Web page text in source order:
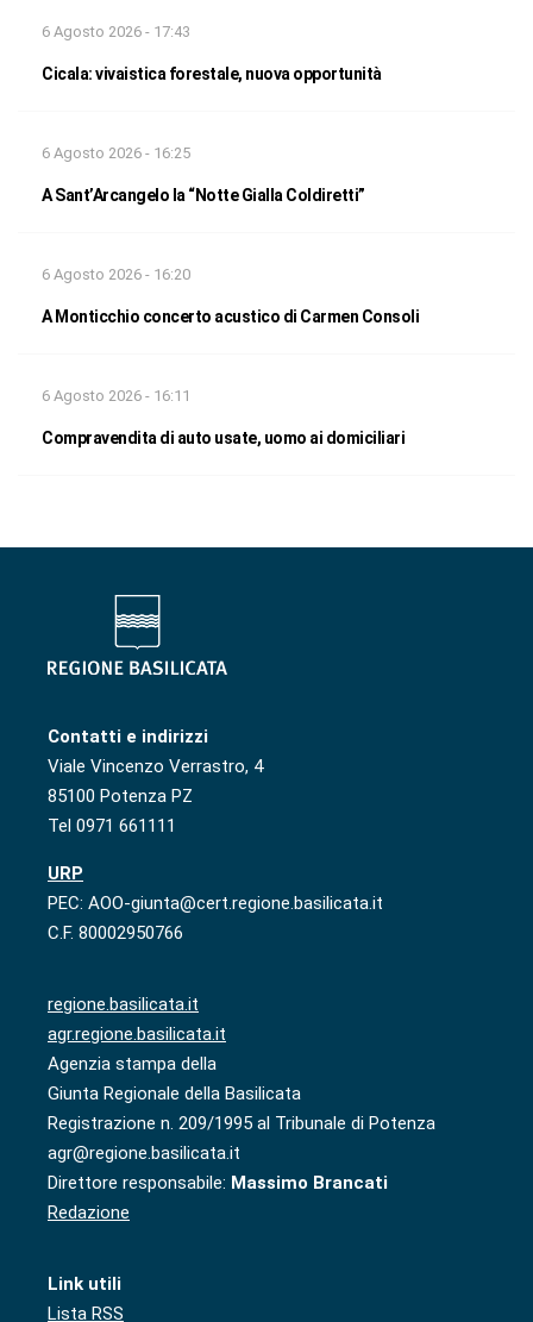
6 Agosto 2026 - 17:43
Cicala: vivaistica forestale, nuova opportunità
6 Agosto 2026 - 16:25
A Sant’Arcangelo la “Notte Gialla Coldiretti”
6 Agosto 2026 - 16:20
A Monticchio concerto acustico di Carmen Consoli
6 Agosto 2026 - 16:11
Compravendita di auto usate, uomo ai domiciliari
Contatti e indirizzi
Viale Vincenzo Verrastro, 4
85100 Potenza PZ
Tel 0971 661111
URP
PEC: AOO-giunta@cert.regione.basilicata.it
C.F. 80002950766
regione.basilicata.it
agr.regione.basilicata.it
Agenzia stampa della
Giunta Regionale della Basilicata
Registrazione n. 209/1995 al Tribunale di Potenza
agr@regione.basilicata.it
Direttore responsabile: Massimo Brancati
Redazione
Link utili
Lista RSS